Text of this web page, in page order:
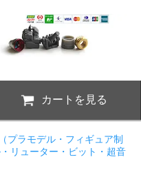
カートを見る
プラモデル・フィギュア制
リューター・ビット・超音